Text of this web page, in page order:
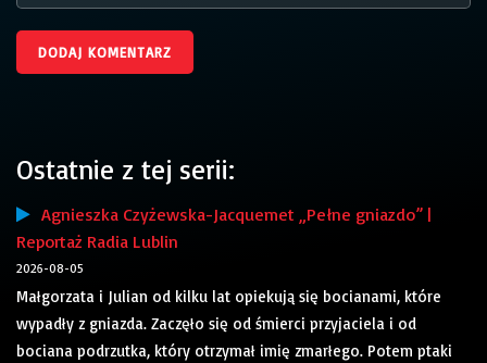
Ostatnie z tej serii:
Agnieszka Czyżewska-Jacquemet „Pełne gniazdo” |
Reportaż Radia Lublin
2026-08-05
Małgorzata i Julian od kilku lat opiekują się bocianami, które
wypadły z gniazda. Zaczęło się od śmierci przyjaciela i od
bociana podrzutka, który otrzymał imię zmarłego. Potem ptaki